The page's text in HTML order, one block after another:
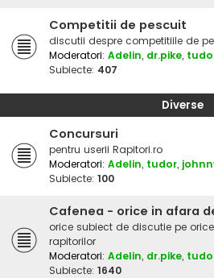
Competitii de pescuit
discutii despre competitiile de
Moderatori: Adelin, dr.pike,
Subiecte: 407
Diverse
Concursuri
pentru userii Rapitori.ro
Moderatori: Adelin, tudor,
Subiecte: 100
Cafenea - orice in afara
orice subiect de discutie pe
rapitorilor
Moderatori: Adelin, dr.pike,
Subiecte: 1640